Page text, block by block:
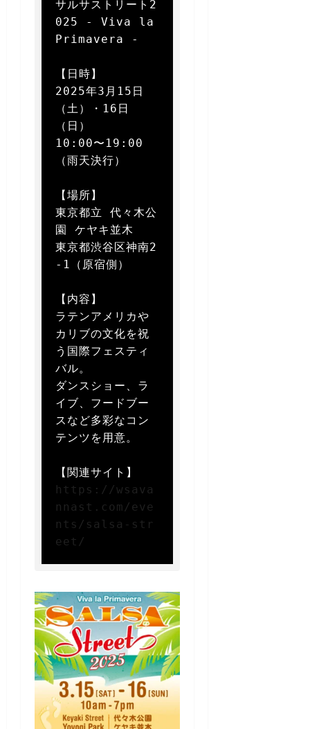
サルサストリート2
025 - Viva la
Primavera -
【日時】
2025年3月15日
（土）・16日
（日）
10:00〜19:00
（雨天決行）
【場所】
東京都立 代々木公
園 ケヤキ並木
東京都渋谷区神南2
-1（原宿側）
【内容】
ラテンアメリカや
カリブの文化を祝
う国際フェスティ
バル。
ダンスショー、ラ
イブ、フードブー
スなど多彩なコン
テンツを用意。
https://wsava
nnast.com/eve
nts/salsa-str
eet/